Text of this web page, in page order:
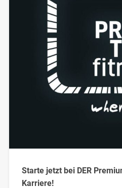
Starte jetzt bei DER
Karriere!